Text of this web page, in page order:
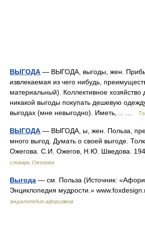
ВЫГОДА — ВЫГОДА, выгоды, жен.
извлекаемая из чего нибудь,
материальный). Коллективное хозяйство
никакой выгоды покупать дешевую
выгодах (мне невыгодно). Иметь,… …
ВЫГОДА — ВЫГОДА, ы, жен. Польза,
много выгод. Думать о своей выгоде.
Ожегова. С.И. Ожегов, Н.Ю. Шведова.
словарь Ожегова
Выгода — см. Польза (Источник:
Энциклопедия мудрости.»
энциклопедия афоризмов